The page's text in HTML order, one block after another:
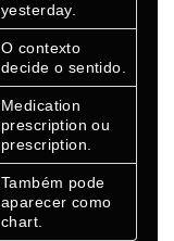
yesterday.
O contexto
decide o sentido.
Medication
prescription ou
prescription.
Também pode
aparecer como
chart.